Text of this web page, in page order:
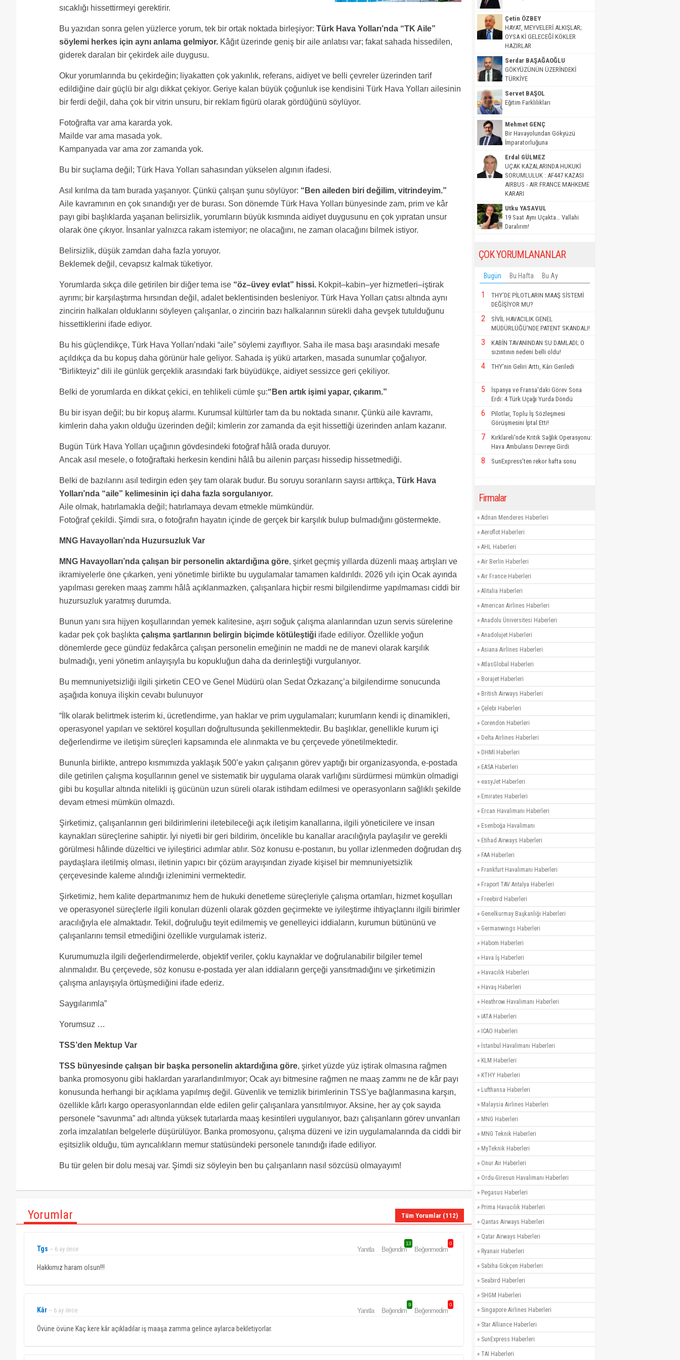
sıcaklığı hissettirmeyi gerektirir.
Bu yazıdan sonra gelen yüzlerce yorum, tek bir ortak noktada birleşiyor: Türk Hava Yolları’nda “TK Aile”
söylemi herkes için aynı anlama gelmiyor. Kâğıt üzerinde geniş bir aile anlatısı var; fakat sahada hissedilen,
giderek daralan bir çekirdek aile duygusu.
Okur yorumlarında bu çekirdeğin; liyakatten çok yakınlık, referans, aidiyet ve belli çevreler üzerinden tarif
edildiğine dair güçlü bir algı dikkat çekiyor. Geriye kalan büyük çoğunluk ise kendisini Türk Hava Yolları ailesinin
bir ferdi değil, daha çok bir vitrin unsuru, bir reklam figürü olarak gördüğünü söylüyor.
Fotoğrafta var ama kararda yok.
Mailde var ama masada yok.
Kampanyada var ama zor zamanda yok.
Bu bir suçlama değil; Türk Hava Yolları sahasından yükselen algının ifadesi.
Asıl kırılma da tam burada yaşanıyor. Çünkü çalışan şunu söylüyor: “Ben aileden biri değilim, vitrindeyim.”
Aile kavramının en çok sınandığı yer de burası. Son dönemde Türk Hava Yolları bünyesinde zam, prim ve kâr
payı gibi başlıklarda yaşanan belirsizlik, yorumların büyük kısmında aidiyet duygusunu en çok yıpratan unsur
olarak öne çıkıyor. İnsanlar yalnızca rakam istemiyor; ne olacağını, ne zaman olacağını bilmek istiyor.
Belirsizlik, düşük zamdan daha fazla yoruyor.
Beklemek değil, cevapsız kalmak tüketiyor.
Yorumlarda sıkça dile getirilen bir diğer tema ise “öz–üvey evlat” hissi. Kokpit–kabin–yer hizmetleri–iştirak
ayrımı; bir karşılaştırma hırsından değil, adalet beklentisinden besleniyor. Türk Hava Yolları çatısı altında aynı
zincirin halkaları olduklarını söyleyen çalışanlar, o zincirin bazı halkalarının sürekli daha gevşek tutulduğunu
hissettiklerini ifade ediyor.
Bu his güçlendikçe, Türk Hava Yolları’ndaki “aile” söylemi zayıflıyor. Saha ile masa başı arasındaki mesafe
açıldıkça da bu kopuş daha görünür hale geliyor. Sahada iş yükü artarken, masada sunumlar çoğalıyor.
“Birlikteyiz” dili ile günlük gerçeklik arasındaki fark büyüdükçe, aidiyet sessizce geri çekiliyor.
Belki de yorumlarda en dikkat çekici, en tehlikeli cümle şu:“Ben artık işimi yapar, çıkarım.”
Bu bir isyan değil; bu bir kopuş alarmı. Kurumsal kültürler tam da bu noktada sınanır. Çünkü aile kavramı,
kimlerin daha yakın olduğu üzerinden değil; kimlerin zor zamanda da eşit hissettiği üzerinden anlam kazanır.
Bugün Türk Hava Yolları uçağının gövdesindeki fotoğraf hâlâ orada duruyor.
Ancak asıl mesele, o fotoğraftaki herkesin kendini hâlâ bu ailenin parçası hissedip hissetmediği.
Belki de bazılarını asıl tedirgin eden şey tam olarak budur. Bu soruyu soranların sayısı arttıkça, Türk Hava
Yolları’nda “aile” kelimesinin içi daha fazla sorgulanıyor.
Aile olmak, hatırlamakla değil; hatırlamaya devam etmekle mümkündür.
Fotoğraf çekildi. Şimdi sıra, o fotoğrafın hayatın içinde de gerçek bir karşılık bulup bulmadığını göstermekte.
MNG Havayolları’nda Huzursuzluk Var
MNG Havayolları’nda çalışan bir personelin aktardığına göre, şirket geçmiş yıllarda düzenli maaş artışları ve
ikramiyelerle öne çıkarken, yeni yönetimle birlikte bu uygulamalar tamamen kaldırıldı. 2026 yılı için Ocak ayında
yapılması gereken maaş zammı hâlâ açıklanmazken, çalışanlara hiçbir resmi bilgilendirme yapılmaması ciddi bir
huzursuzluk yaratmış durumda.
Bunun yanı sıra hijyen koşullarından yemek kalitesine, aşırı soğuk çalışma alanlarından uzun servis sürelerine
kadar pek çok başlıkta çalışma şartlarının belirgin biçimde kötüleştiği ifade ediliyor. Özellikle yoğun
dönemlerde gece gündüz fedakârca çalışan personelin emeğinin ne maddi ne de manevi olarak karşılık
bulmadığı, yeni yönetim anlayışıyla bu kopukluğun daha da derinleştiği vurgulanıyor.
Bu memnuniyetsizliği ilgili şirketin CEO ve Genel Müdürü olan Sedat Özkazanç’a bilgilendirme sonucunda
aşağıda konuya ilişkin cevabı bulunuyor
“İlk olarak belirtmek isterim ki, ücretlendirme, yan haklar ve prim uygulamaları; kurumların kendi iç dinamikleri,
operasyonel yapıları ve sektörel koşulları doğrultusunda şekillenmektedir. Bu başlıklar, genellikle kurum içi
değerlendirme ve iletişim süreçleri kapsamında ele alınmakta ve bu çerçevede yönetilmektedir.
Bununla birlikte, antrepo kısmımızda yaklaşık 500’e yakın çalışanın görev yaptığı bir organizasyonda, e-postada
dile getirilen çalışma koşullarının genel ve sistematik bir uygulama olarak varlığını sürdürmesi mümkün olmadigi
gibi bu koşullar altında nitelikli iş gücünün uzun süreli olarak istihdam edilmesi ve operasyonların sağlıklı şekilde
devam etmesi mümkün olmazdı.
Şirketimiz, çalışanlarının geri bildirimlerini iletebileceği açık iletişim kanallarına, ilgili yöneticilere ve insan
kaynakları süreçlerine sahiptir. İyi niyetli bir geri bildirim, öncelikle bu kanallar aracılığıyla paylaşılır ve gerekli
görülmesi hâlinde düzeltici ve iyileştirici adımlar atılır. Söz konusu e-postanın, bu yollar izlenmeden doğrudan dış
paydaşlara iletilmiş olması, iletinin yapıcı bir çözüm arayışından ziyade kişisel bir memnuniyetsizlik
çerçevesinde kaleme alındığı izlenimini vermektedir.
Şirketimiz, hem kalite departmanımız hem de hukuki denetleme süreçleriyle çalışma ortamları, hizmet koşulları
ve operasyonel süreçlerle ilgili konuları düzenli olarak gözden geçirmekte ve iyileştirme ihtiyaçlarını ilgili birimler
aracılığıyla ele almaktadır. Tekil, doğruluğu teyit edilmemiş ve genelleyici iddiaların, kurumun bütününü ve
çalışanlarını temsil etmediğini özellikle vurgulamak isteriz.
Kurumumuzla ilgili değerlendirmelerde, objektif veriler, çoklu kaynaklar ve doğrulanabilir bilgiler temel
alınmalıdır. Bu çerçevede, söz konusu e-postada yer alan iddiaların gerçeği yansıtmadığını ve şirketimizin
çalışma anlayışıyla örtüşmediğini ifade ederiz.
Saygılarımla”
Yorumsuz …
TSS’den Mektup Var
TSS bünyesinde çalışan bir başka personelin aktardığına göre, şirket yüzde yüz iştirak olmasına rağmen
banka promosyonu gibi haklardan yararlandırılmıyor; Ocak ayı bitmesine rağmen ne maaş zammı ne de kâr payı
konusunda herhangi bir açıklama yapılmış değil. Güvenlik ve temizlik birimlerinin TSS’ye bağlanmasına karşın,
özellikle kârlı kargo operasyonlarından elde edilen gelir çalışanlara yansıtılmıyor. Aksine, her ay çok sayıda
personele “savunma” adı altında yüksek tutarlarda maaş kesintileri uygulanıyor, bazı çalışanların görev unvanları
zorla imzalatılan belgelerle düşürülüyor. Banka promosyonu, çalışma düzeni ve izin uygulamalarında da ciddi bir
eşitsizlik olduğu, tüm ayrıcalıkların memur statüsündeki personele tanındığı ifade ediliyor.
Bu tür gelen bir dolu mesaj var. Şimdi siz söyleyin ben bu çalışanların nasıl sözcüsü olmayayım!
Yorumlar Tüm Yorumlar (112)
Tgs ~ 6 ay önce Yanıtla Beğendim
13
Beğenmedim
0
Hakkımız haram olsun!!!
Kâr ~ 6 ay önce Yanıtla Beğendim
9
Beğenmedim
0
Övüne övüne Kaç kere kâr açıkladılar iş maaşa zamma gelince aylarca bekletiyorlar.
Çetin ÖZBEY
HAYAT, MEYVELERİ ALKIŞLAR;
OYSA Kİ GELECEĞİ KÖKLER
HAZIRLAR
Serdar BAŞAĞAOĞLU
GÖKYÜZÜNÜN ÜZERİNDEKİ
TÜRKİYE
Servet BAŞOL
Eğitim Farklılıkları
Mehmet GENÇ
Bir Havayolundan Gökyüzü
İmparatorluğuna
Erdal GÜLMEZ
UÇAK KAZALARINDA HUKUKİ
SORUMLULUK : AF447 KAZASI
AIRBUS - AIR FRANCE MAHKEME
KARARI
Utku YASAVUL
19 Saat Aynı Uçakta… Vallahi
Daralırım!
ÇOK YORUMLANANLAR
Bugün Bu Hafta Bu Ay
1
THY’DE PİLOTLARIN MAAŞ SİSTEMİ
DEĞİŞİYOR MU?
2
SİVİL HAVACILIK GENEL
MÜDÜRLÜĞÜ'NDE PATENT SKANDALI!
3
KABİN TAVANINDAN SU DAMLADI; O
sızıntının nedeni belli oldu!
4 THY’nin Geliri Arttı, Kârı Geriledi
5
İspanya ve Fransa'daki Görev Sona
Erdi: 4 Türk Uçağı Yurda Döndü
6
Pilotlar, Toplu İş Sözleşmesi
Görüşmesini İptal Etti!
7
Kırklareli'nde Kritik Sağlık Operasyonu:
Hava Ambulansı Devreye Girdi
8 SunExpress’ten rekor hafta sonu
Firmalar
» Adnan Menderes Haberleri
» Aeroflot Haberleri
» AHL Haberleri
» Air Berlin Haberleri
» Air France Haberleri
» Alitalia Haberleri
» American Airlines Haberleri
» Anadolu Üniversitesi Haberleri
» Anadolujet Haberleri
» Asiana Airlines Haberleri
» AtlasGlobal Haberleri
» Borajet Haberleri
» British Airways Haberleri
» Çelebi Haberleri
» Corendon Haberleri
» Delta Airlines Haberleri
» DHMİ Haberleri
» EASA Haberleri
» easyJet Haberleri
» Emirates Haberleri
» Ercan Havalimanı Haberleri
» Esenboğa Havalimanı
» Etihad Airways Haberleri
» FAA Haberleri
» Frankfurt Havalimanı Haberleri
» Fraport TAV Antalya Haberleri
» Freebird Haberleri
» Genelkurmay Başkanlığı Haberleri
» Germanwings Haberleri
» Habom Haberleri
» Hava İş Haberleri
» Havacılık Haberleri
» Havaş Haberleri
» Heathrow Havalimanı Haberleri
» IATA Haberleri
» ICAO Haberleri
» İstanbul Havalimanı Haberleri
» KLM Haberleri
» KTHY Haberleri
» Lufthansa Haberleri
» Malaysia Airlines Haberleri
» MNG Haberleri
» MNG Teknik Haberleri
» MyTeknik Haberleri
» Onur Air Haberleri
» Ordu-Giresun Havalimanı Haberleri
» Pegasus Haberleri
» Prima Havacılık Haberleri
» Qantas Airways Haberleri
» Qatar Airways Haberleri
» Ryanair Haberleri
» Sabiha Gökçen Haberleri
» Seabird Haberleri
» SHGM Haberleri
» Singapore Airlines Haberleri
» Star Alliance Haberleri
» SunExpress Haberleri
» TAI Haberleri